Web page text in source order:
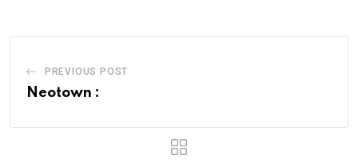
PREVIOUS POST
Neotown :